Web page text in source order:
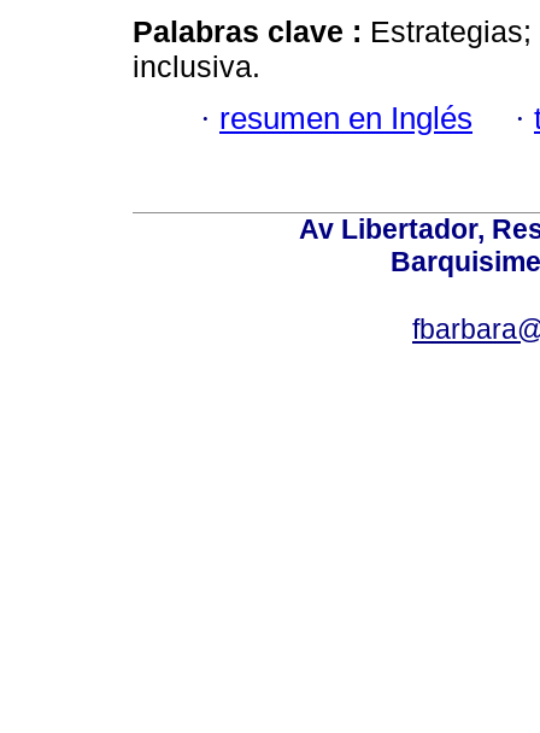
Palabras clave :
inclusiva.
· resumen en Inglés ·
Av Libertador,